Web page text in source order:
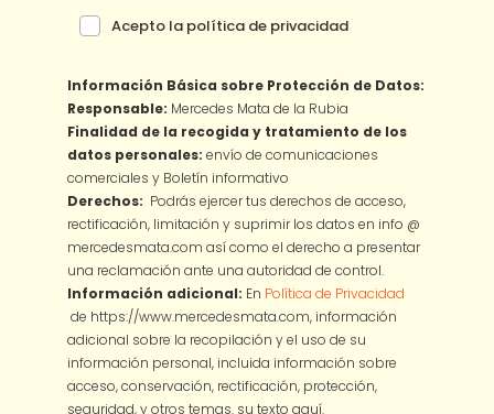
Acepto la política de privacidad
Información Básica sobre Protección de Datos:
Responsable: Mercedes Mata de la Rubia
Finalidad de la recogida y tratamiento de los
datos personales: envío de comunicaciones
comerciales y Boletín informativo
Derechos: Podrás ejercer tus derechos de acceso,
rectificación, limitación y suprimir los datos en info @
mercedesmata.com así como el derecho a presentar
una reclamación ante una autoridad de control.
Información adicional: En Política de Privacidad
de https://www.mercedesmata.com, información
adicional sobre la recopilación y el uso de su
información personal, incluida información sobre
acceso, conservación, rectificación, protección,
seguridad, y otros temas. su texto aquí.